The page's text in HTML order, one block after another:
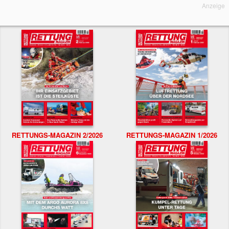
Anzeige
RETTUNGS-MAGAZIN 2/2026 RETTUNGS-MAGAZIN 1/2026